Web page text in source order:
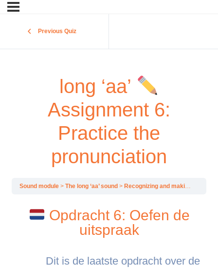
Previous Quiz
long ‘aa’
Assignment 6:
Practice the
pronunciation
Sound module The long ‘aa’ sound Recognizing and making the long ‘aa’ sound
Opdracht 6: Oefen de
uitspraak
Dit is de laatste opdracht over de